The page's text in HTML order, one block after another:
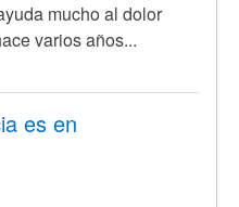
mucho al dolor
varios años...
es en